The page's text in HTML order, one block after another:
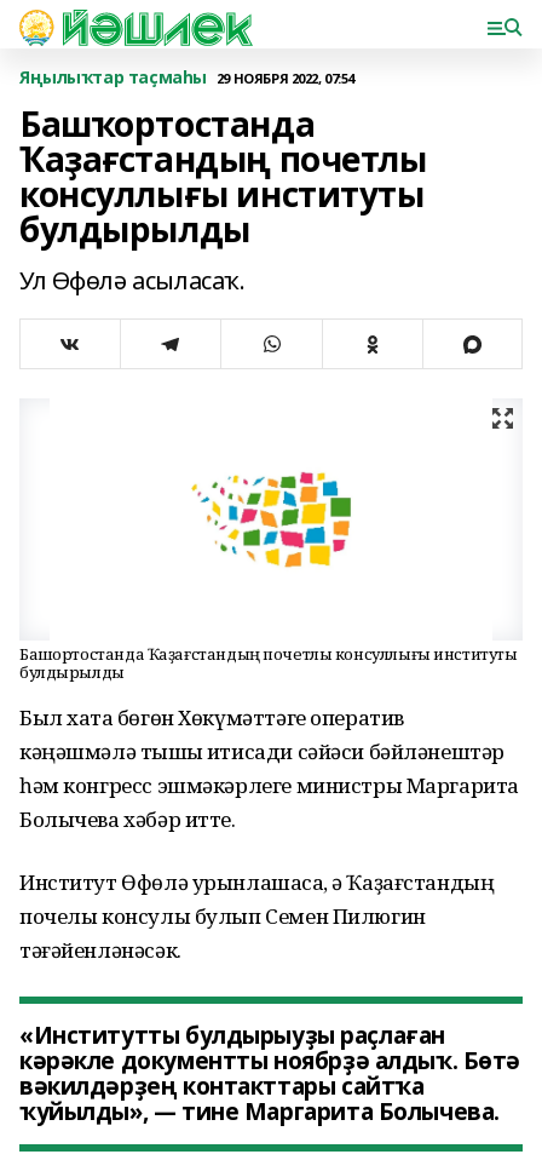
Яңылыҡтар таҫмаһы 29 НОЯБРЯ 2022, 07:54
Башҡортостанда
Ҡаҙағстандың почетлы
консуллығы институты
булдырылды
Ул Өфөлә асыласаҡ.
Башҡортостанда Ҡаҙағстандың почетлы консуллығы институты
булдырылды
Был хаҡта бөгөн Хөкүмәттәге оператив
кәңәшмәлә тышҡы иҡтисади сәйәси бәйләнештәр
һәм конгресс эшмәкәрлеге министры Маргарита
Болычева хәбәр итте.
Институт Өфөлә урынлашасаҡ, ә Ҡаҙағстандың
почелы консулы булып Семен Пилюгин
тәғәйенләнәсәк.
«Институтты булдырыуҙы раҫлаған
кәрәкле документты ноябрҙә алдыҡ. Бөтә
вәкилдәрҙең контакттары сайтҡа
ҡуйылды», — тине Маргарита Болычева.